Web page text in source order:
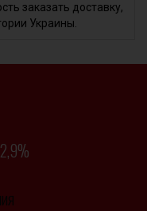
заказать доставку,
Украины.